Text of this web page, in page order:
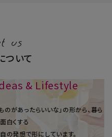
us
ついて
& Lifestyle
があったらいいな」の形から、暮ら
白くする
の発想で形にしています。